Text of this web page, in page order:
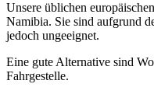
Unsere üblichen
Namibia. Sie sind aufgrund
jedoch ungeeignet.
Eine gute Alternative sind
Fahrgestelle.